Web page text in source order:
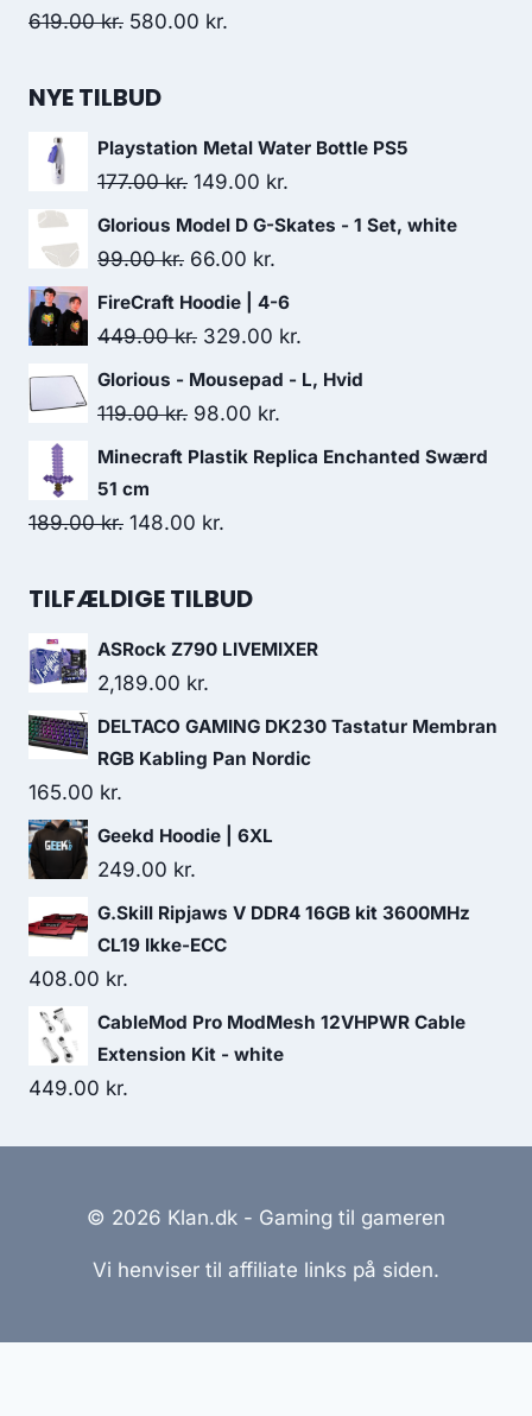
329.00 kr..
619.00kr. Original
was:
580.00 kr.
NYE TILBUD
Playstation Metal Water Bottle PS5
177.00kr. Original
price
was:
177.00 kr..
149.00 kr.
price
Glorious Model D G-Skates - 1 Set, white
99.00kr. Original
price
was:
66.00 kr.
price
is:
FireCraft Hoodie | 4-6
449.00kr. Original
price
was:
329.00 kr.
price
Glorious - Mousepad - L, Hvid
119.00kr. Original
price
119.00 kr..
98.00 kr.
price
Minecraft Plastik Replica Enchanted Swærd
51 cm
189.00kr. Original
was:
148.00 kr.
is:
TILFÆLDIGE TILBUD
ASRock Z790 LIVEMIXER
2,189.00 kr.
DELTACO GAMING DK230 Tastatur Membran
RGB Kabling Pan Nordic
165.00 kr.
Geekd Hoodie | 6XL
249.00 kr.
G.Skill Ripjaws V DDR4 16GB kit 3600MHz
CL19 Ikke-ECC
408.00 kr.
CableMod Pro ModMesh 12VHPWR Cable
Extension Kit - white
449.00 kr.
© 2026 Klan.dk - Gaming til gameren
Vi henviser til affiliate links på siden.